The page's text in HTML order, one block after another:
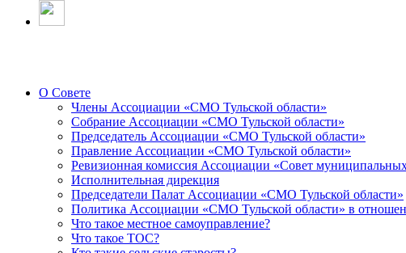
О Совете
Члены Ассоциации «СМО Тульской области»
Собрание Ассоциации «СМО Тульской области»
Председатель Ассоциации «СМО Тульской области»
Правление Ассоциации «СМО Тульской области»
Ревизионная комиссия Ассоциации «Совет
Исполнительная дирекция
Председатели Палат Ассоциации «СМО Тульской области»
Политика Ассоциации «СМО Тульской области» в
Что такое местное самоуправление?
Что такое ТОС?